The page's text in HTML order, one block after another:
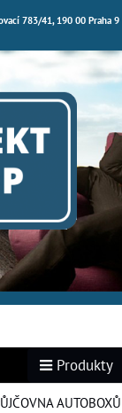
783/41, 190 00 Praha 9
Produkty
AUTOBOXŮ